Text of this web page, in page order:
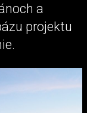
a
projektu